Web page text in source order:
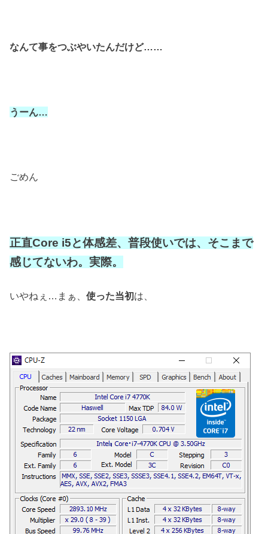
なんて事をつぶやいたんだけど……
うーん…
ごめん
正直Core i5と体感差、普段使いでは、 そこまで
感じてないわ。実際。
いやねぇ…まぁ、使った当初は、